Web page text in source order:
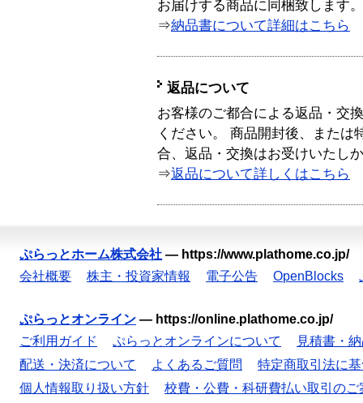
お届けする商品に同梱致します。
⇒納品書について詳細はこちら
返品について
お客様のご都合による返品・交
ください。 商品開封後、または
合、返品・交換はお受けいたし
⇒返品について詳しくはこちら
ぷらっとホーム株式会社 — https://www.plathome.co.jp/
会社概要
株主・投資家情報 電子公告 OpenBlocks
ぷらっとオンライン — https://online.plathome.co.jp/
ご利用ガイド
ぷらっとオンラインについて
見積書・
配送・決済について
よくあるご質問
特定商取引法に
個人情報取り扱い方針
校費・公費・科研費払い取引のご